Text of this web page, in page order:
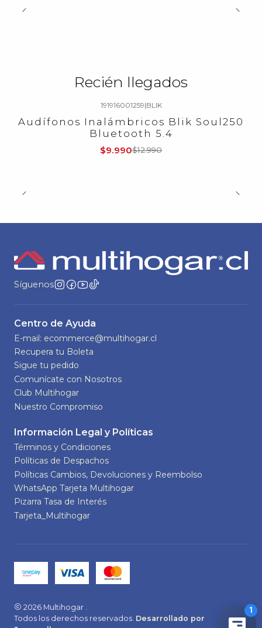
Recién llegados
-23%OFF
191916001259|BLIK
Audífonos Inalámbricos Blik Soul250
Bluetooth 5.4
$9.990$12.990
Síguenos
Centro de Ayuda
E-mail: ecommerce@multihogar.cl
Recupera tu Boleta
Sigue tu pedido
Comunícate con Nosotros
Club Multihogar
Nuestro Compromiso
Información Legal y Políticas
Términos y Condiciones
Políticas de Despachos
Políticas Cambios, Devoluciones y Reembolso
WhatsApp Tarjeta Multihogar
Pizarra Tasa de Interés
Tarjeta_Multihogar
2026 Multihogar .
Todos los derechos reservados. Desarrollado por